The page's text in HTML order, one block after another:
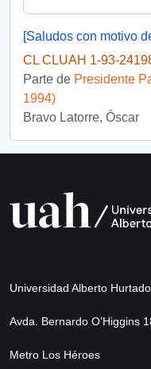
CL CLUAH 1-93-
Parte de Presidente
1994)
Bravo Latorre, Óscar
Universidad Alberto Hurtado
Avda. Bernardo O’Higgins
Metro Los Héroes